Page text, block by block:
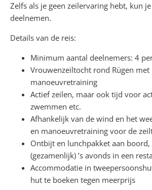
Zelfs als je geen zeilervaring hebt, kun
deelnemen.
Details van de reis:
Minimum aantal deelnemers: 4
Vrouwenzeiltocht rond Rügen met
manoeuvretraining
Actief zeilen, maar ook tijd voor
zwemmen etc.
Afhankelijk van de wind en het
en manoeuvretraining voor de
Ontbijt en lunchpakket aan
(gezamenlijk) ’s avonds in een
Accommodatie in
hut te boeken tegen meerprijs